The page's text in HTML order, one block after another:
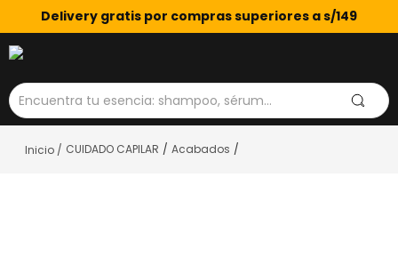
Delivery gratis por compras superiores a s/149
Encuentra tu esencia: shampoo, sérum...
CUIDADO CAPILAR Acabados